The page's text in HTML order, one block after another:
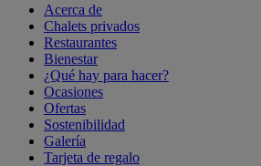
Acerca de
Chalets privados
Restaurantes
Bienestar
¿Qué hay para hacer?
Ocasiones
Ofertas
Sostenibilidad
Galería
Tarjeta de regalo